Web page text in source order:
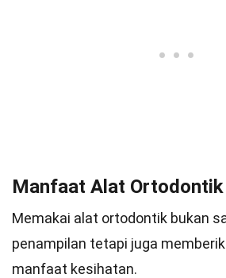
Manfaat Alat Ortodontik
Memakai alat ortodontik bukan
penampilan tetapi juga
manfaat kesihatan.